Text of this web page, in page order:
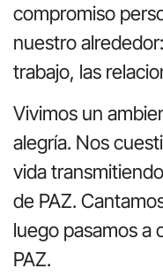
compromiso
nuestro
trabajo, las
Vivimos un
alegría. Nos
vida
de PAZ.
luego pasamos a
PAZ.